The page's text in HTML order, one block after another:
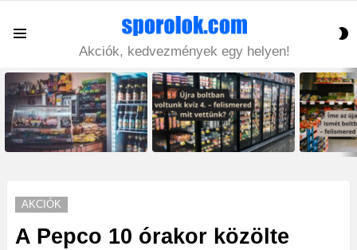
Akciók, kedvezmények egy helyen!
LATEST
STORIES
AKCIÓK
A Pepco 10 órakor közölte